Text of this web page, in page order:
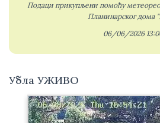
Подаци прикупљени помоћу
Планинарског дома
06/06/2026
Убла УЖИВО